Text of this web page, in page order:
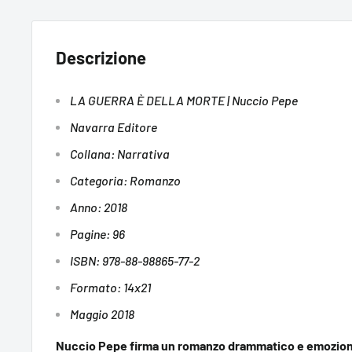
Descrizione
LA GUERRA È DELLA MORTE | Nuccio Pepe
Navarra Editore
Collana: Narrativa
Categoria: Romanzo
Anno: 2018
Pagine: 96
ISBN: 978-88-98865-77-2
Formato: 14x21
Maggio 2018
Nuccio Pepe firma un romanzo drammatico e